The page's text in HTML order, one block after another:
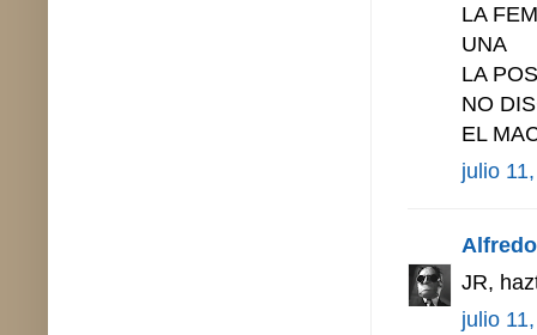
LA
UNA
LA
NO
EL
julio
JR,
julio